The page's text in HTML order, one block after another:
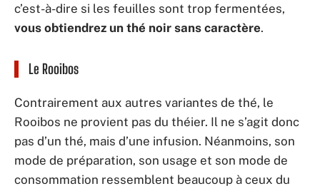
c’est-à-dire si les feuilles sont trop fermentées,
vous obtiendrez un thé noir sans caractère.
Le Rooibos
Contrairement aux autres variantes de thé, le
Rooibos ne provient pas du théier. Il ne s’agit donc
pas d’un thé, mais d’une infusion. Néanmoins, son
mode de préparation, son usage et son mode de
consommation ressemblent beaucoup à ceux du